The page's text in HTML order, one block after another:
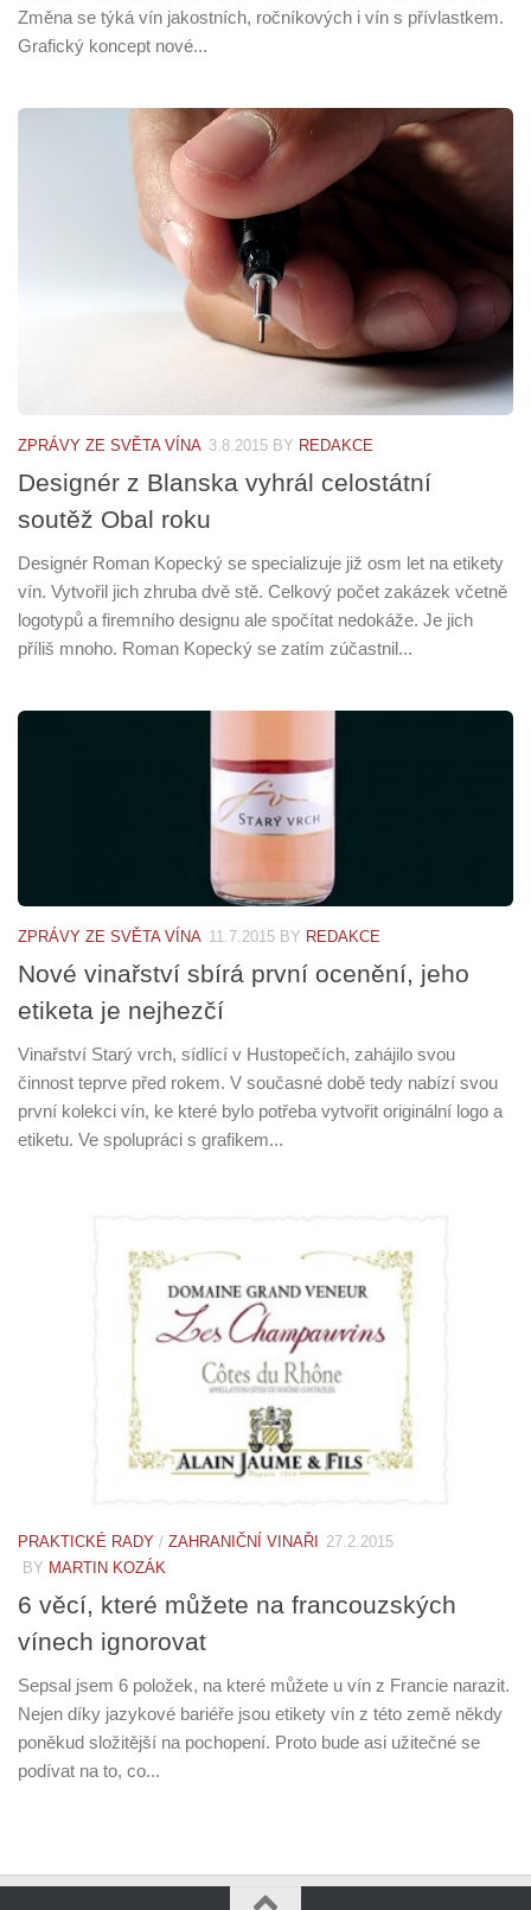
Změna se týká vín jakostních, ročníkových i vín s přívlastkem.
Grafický koncept nové...
ZPRÁVY ZE SVĚTA VÍNA 3.8.2015 BY REDAKCE
Designér z Blanska vyhrál celostátní
soutěž Obal roku
Designér Roman Kopecký se specializuje již osm let na etikety
vín. Vytvořil jich zhruba dvě stě. Celkový počet zakázek včetně
logotypů a firemního designu ale spočítat nedokáže. Je jich
příliš mnoho. Roman Kopecký se zatím zúčastnil...
ZPRÁVY ZE SVĚTA VÍNA 11.7.2015 BY REDAKCE
Nové vinařství sbírá první ocenění, jeho
etiketa je nejhezčí
Vinařství Starý vrch, sídlící v Hustopečích, zahájilo svou
činnost teprve před rokem. V současné době tedy nabízí svou
první kolekci vín, ke které bylo potřeba vytvořit originální logo a
etiketu. Ve spolupráci s grafikem...
PRAKTICKÉ RADY / ZAHRANIČNÍ VINAŘI
27.2.2015
BY MARTIN KOZÁK
6 věcí, které můžete na francouzských
vínech ignorovat
Sepsal jsem 6 položek, na které můžete u vín z Francie narazit.
Nejen díky jazykové bariéře jsou etikety vín z této země někdy
poněkud složitější na pochopení. Proto bude asi užitečné se
podívat na to, co...